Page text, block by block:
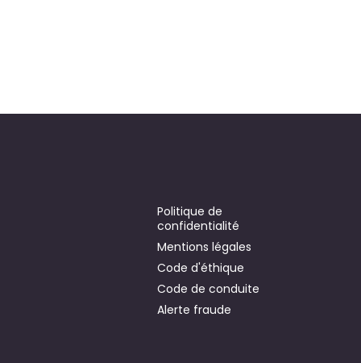
Politique de
confidentialité
Mentions légales
Code d'éthique
Code de conduite
Alerte fraude